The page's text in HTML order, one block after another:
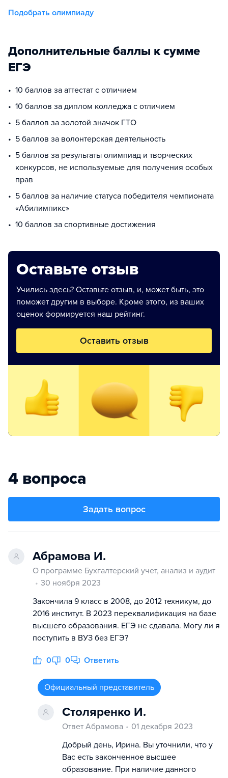
Подобрать олимпиаду
Дополнительные баллы к сумме
ЕГЭ
10 баллов за аттестат с отличием
10 баллов за диплом колледжа с отличием
5 баллов за золотой значок ГТО
5 баллов за волонтерская деятельность
5 баллов за результаты олимпиад и творческих
конкурсов, не используемые для получения особых
прав
5 баллов за наличие статуса победителя чемпионата
«Абилимпикс»
10 баллов за спортивные достижения
Оставьте отзыв
Учились здесь? Оставьте отзыв, и, может быть, это
поможет другим в выборе. Кроме этого, из ваших
оценок формируется наш рейтинг.
Оставить отзыв
4 вопроса
Задать вопрос
Абрамова И.
О программе Бухгалтерский учет, анализ и аудит
30 ноября 2023
Закончила 9 класс в 2008, до 2012 техникум, до
2016 институт. В 2023 переквалификация на базе
высшего образования. ЕГЭ не сдавала. Могу ли я
поступить в ВУЗ без ЕГЭ?
0 0 Ответить
Официальный представитель
Столяренко И.
Ответ Абрамова
01 декабря 2023
Добрый день, Ирина. Вы уточнили, что у
Вас есть законченное высшее
образование. При наличие данного